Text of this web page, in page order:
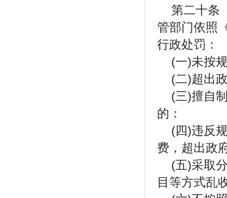
第二十条
管部门依照
行政处罚：
(一)未按
(二)超出
(三)擅自
的：
(四)违反
费，超出政
(五)采取
目等方式乱